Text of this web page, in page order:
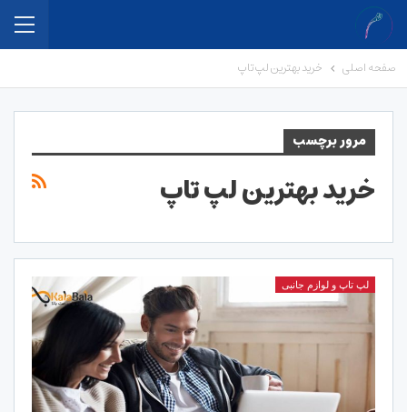
صفحه اصلی خرید بهترین لپ تاپ
مرور برچسب
خرید بهترین لپ تاپ
لپ تاپ و لوازم جانبی